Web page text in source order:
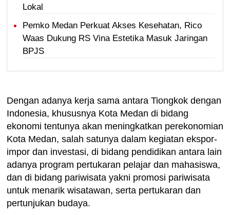
Lokal
Pemko Medan Perkuat Akses Kesehatan, Rico
Waas Dukung RS Vina Estetika Masuk Jaringan
BPJS
Dengan adanya kerja sama antara Tiongkok dengan
Indonesia, khususnya Kota Medan di bidang
ekonomi tentunya akan meningkatkan perekonomian
Kota Medan, salah satunya dalam kegiatan ekspor-
impor dan investasi, di bidang pendidikan antara lain
adanya program pertukaran pelajar dan mahasiswa,
dan di bidang pariwisata yakni promosi pariwisata
untuk menarik wisatawan, serta pertukaran dan
pertunjukan budaya.